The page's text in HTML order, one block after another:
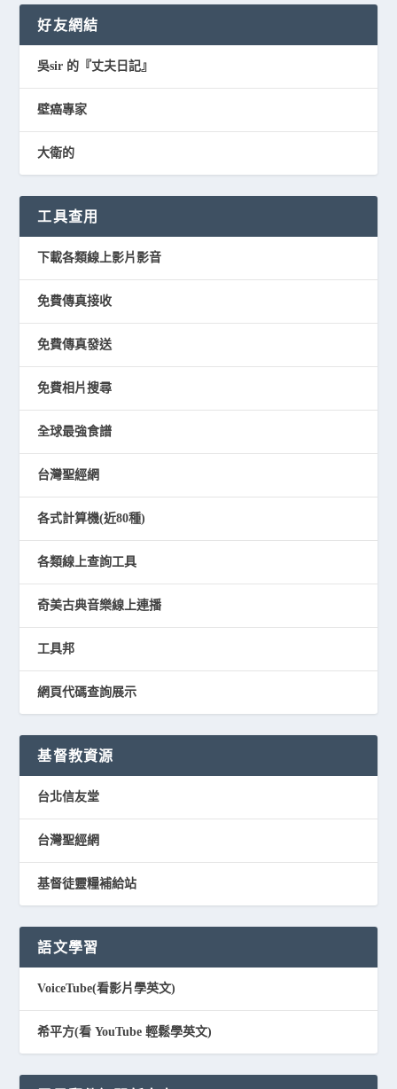
好友網結
吳sir 的『丈夫日記』
壁癌專家
大衛的
工具查用
下載各類線上影片影音
免費傳真接收
免費傳真發送
免費相片搜尋
全球最強食譜
台灣聖經網
各式計算機(近80種)
各類線上查詢工具
奇美古典音樂線上連播
工具邦
網頁代碼查詢展示
基督教資源
台北信友堂
台灣聖經網
基督徒靈糧補給站
語文學習
VoiceTube(看影片學英文)
希平方(看 YouTube 輕鬆學英文)